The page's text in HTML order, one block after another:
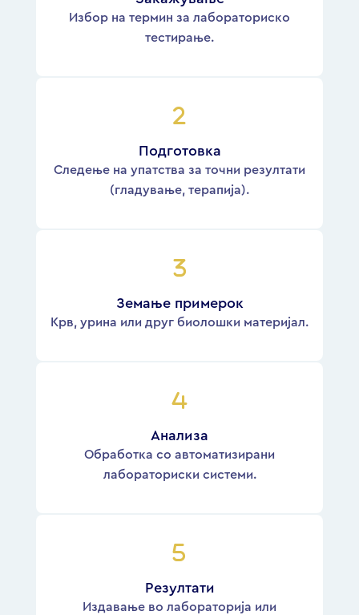
Избор на термин за лабораториско
тестирање.
Подготовка
Следење на упатства за точни резултати
(гладување, терапија).
Земање примерок
Крв, урина или друг биолошки материјал.
Анализа
Обработка со автоматизирани
лабораториски системи.
Резултати
Издавање во лабораторија или